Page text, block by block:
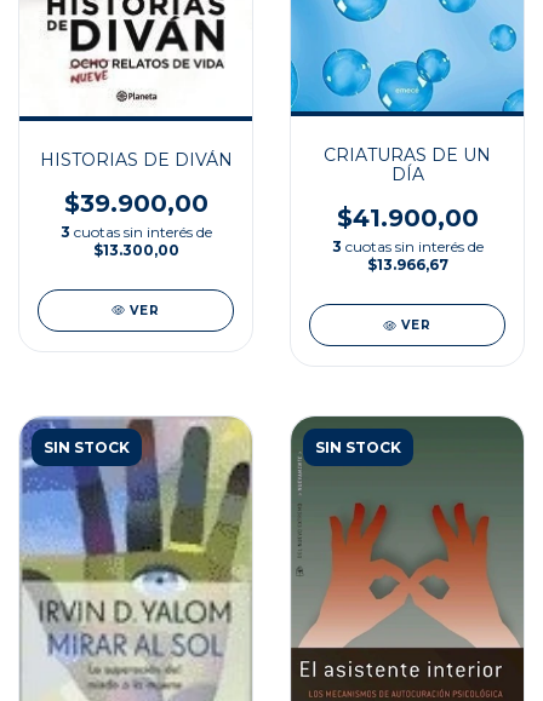
HISTORIAS DE DIVÁN
$39.900,00
3 cuotas sin interés de
$13.300,00
VER
CRIATURAS DE UN
DÍA
$41.900,00
3 cuotas sin interés de
$13.966,67
VER
SIN STOCK SIN STOCK